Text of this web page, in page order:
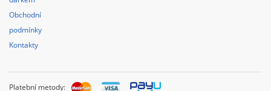
Obchodní
podmínky
Kontakty
Platební metody: